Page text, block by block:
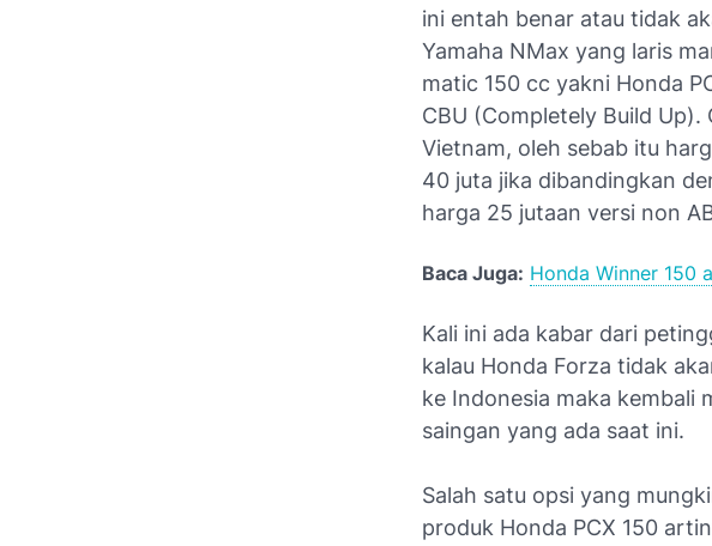
ini entah benar atau tidak
Yamaha NMax yang laris
matic 150 cc yakni Honda
CBU (Completely Build Up).
Vietnam, oleh sebab itu
40 juta jika dibandingkan
harga 25 jutaan versi non
Baca Juga: Honda Winner 150
Kali ini ada kabar dari
kalau Honda Forza tidak
ke Indonesia maka kembali
saingan yang ada saat ini.
Salah satu opsi yang
produk Honda PCX 150